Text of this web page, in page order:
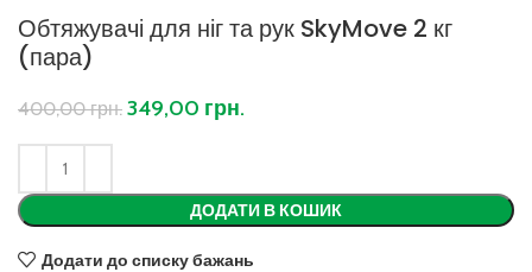
Обтяжувачі для ніг та рук SkyMove 2 кг
(пара)
400,00грн. 349,00 грн.
ДОДАТИ В КОШИК
Додати до списку бажань